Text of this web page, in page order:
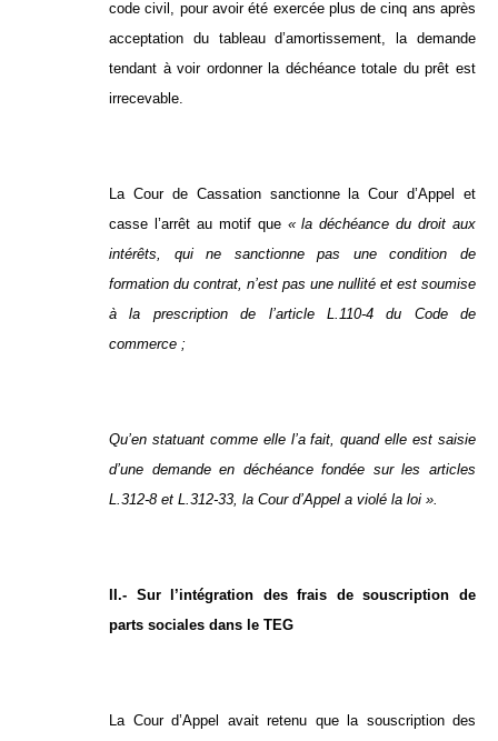
code civil, pour avoir été exercée plus de cinq ans après
acceptation du tableau d’amortissement, la demande
tendant à voir ordonner la déchéance totale du prêt est
irrecevable.
La Cour de Cassation sanctionne la Cour d’Appel et
casse l’arrêt au motif que « la déchéance du droit aux
intérêts, qui ne sanctionne pas une condition de
formation du contrat, n’est pas une nullité et est soumise
à la prescription de l’article L.110-4 du Code de
commerce ;
Qu’en statuant comme elle l’a fait, quand elle est saisie
d’une demande en déchéance fondée sur les articles
L.312-8 et L.312-33, la Cour d’Appel a violé la loi ».
II.- Sur l’intégration des frais de souscription de
parts sociales dans le TEG
La Cour d’Appel avait retenu que la souscription des